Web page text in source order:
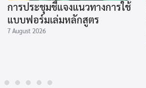
การประชุมชี้แจงแนวทางการใช้
แบบฟอร์มเล่มหลักสูตร
7 August 2026